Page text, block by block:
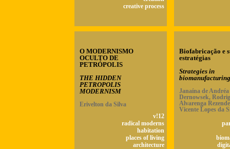
creative process
O MODERNISMO
OCULTO DE
PETRÓPOLIS
THE HIDDEN
PETROPOLIS
MODERNISM
Erivelton da Silva
v!12
radical moderns
habitation
places of living
architecture
Biofabricação e
estratégias
Strategies in
biomanufacturing
Janaína de Andréa
Dernowsek,
Alvarenga
Vicente Lopes da